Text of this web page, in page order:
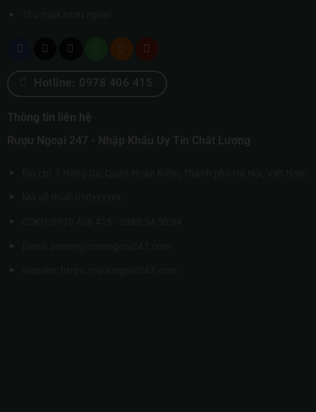
Hotline: 0978 406 415
Thông tin liên hệ
Rượu Ngoại 247 - Nhập Khẩu Uy Tín Chất Lượng